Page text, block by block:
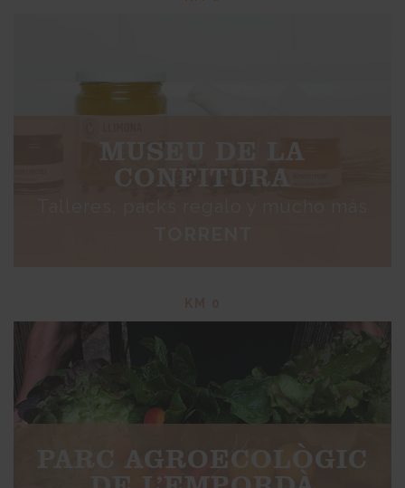
MUSEU DE LA
CONFITURA
Talleres, packs regalo y mucho más
PARC AGROECOLÒGIC